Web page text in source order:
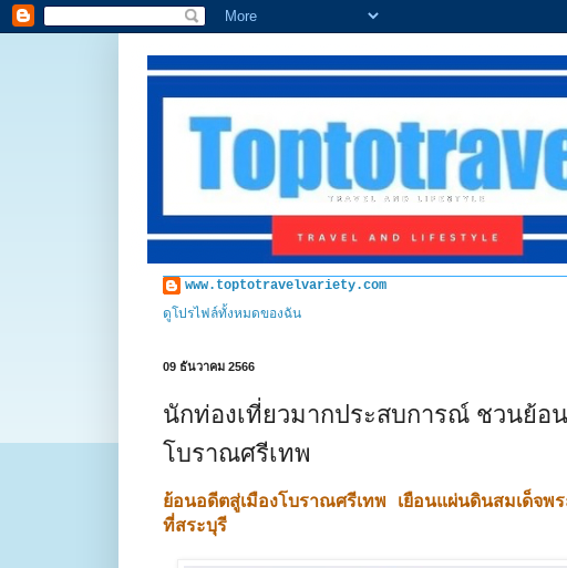
www.toptotravelvariety.com
ดูโปรไฟล์ทั้งหมดของฉัน
09 ธันวาคม 2566
นักท่องเที่ยวมากประสบการณ์ ชวนย้อ
โบราณศรีเทพ
ย้อนอดีตสู่เมืองโบราณศรีเทพ เยือนแผ่นดินสมเด็จ
ที่สระบุรี